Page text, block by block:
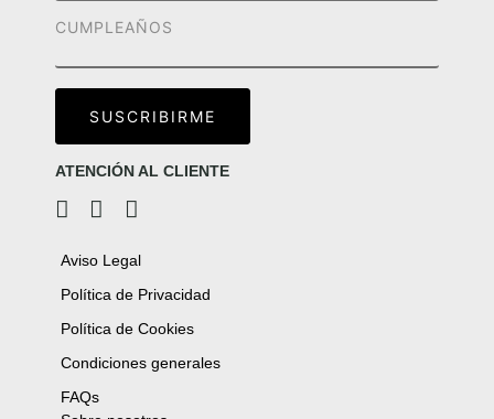
Aviso Legal
Política de Privacidad
Política de Cookies
Condiciones generales
FAQs
ATENCIÓN AL CLIENTE